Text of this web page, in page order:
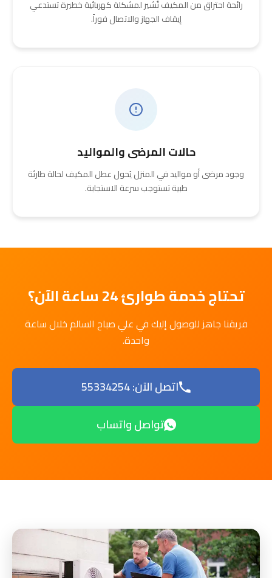
رائحة احتراق من المكيف تُشير لمشكلة كهربائية خطيرة تستدعي
إيقاف الجهاز والاتصال فوراً.
حالات المرضى والمواليد
وجود مرضى أو مواليد في المنزل يُحول عطل المكيف لحالة طارئة
طبية تستوجب سرعة الاستجابة.
تحتاج خدمة طوارئ 24 ساعة الآن؟
فريقنا جاهز للوصول إليك في علي صباح السالم خلال ساعة
واحدة.
اتصل الآن: 55334254
تواصل واتساب